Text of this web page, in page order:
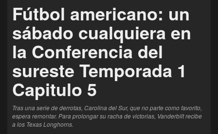
Fútbol americano: un
sábado cualquiera en
la Conferencia del
sureste Temporada 1
Capitulo 5
Tras una serie de derrotas, Carolina del Sur, que no parte como favorito,
espera remontar. Para prolongar su racha de victorias, Vanderbilt recibe
a los Texas Longhorns.